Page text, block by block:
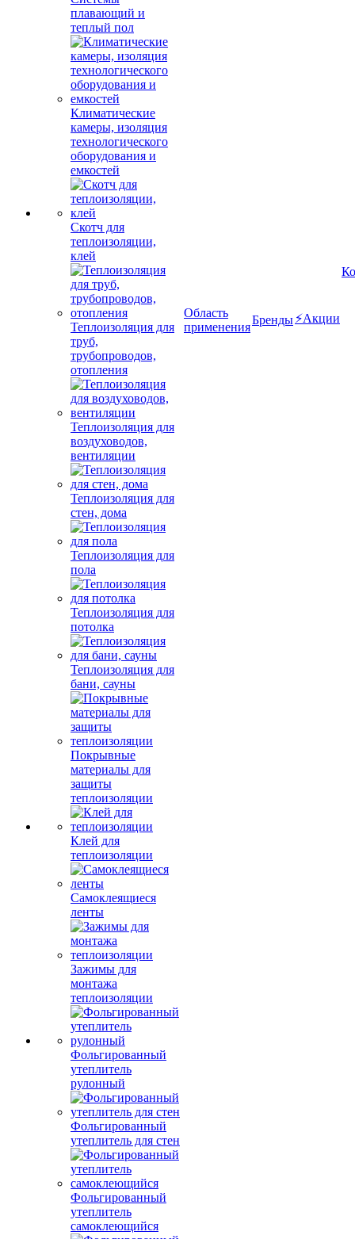
плавающий и
теплый пол
Климатические
камеры, изоляция
технологического
оборудования и
емкостей
Скотч для
теплоизоляции,
клей
Теплоизоляция для
труб,
трубопроводов,
отопления
Теплоизоляция для
воздуховодов,
вентиляции
Теплоизоляция для
стен, дома
Теплоизоляция для
пола
Теплоизоляция для
потолка
Теплоизоляция для
бани, сауны
Покрывные
материалы для
защиты
теплоизоляции
Клей для
теплоизоляции
Самоклеящиеся
ленты
Зажимы для
монтажа
теплоизоляции
Фольгированный
утеплитель
рулонный
Фольгированный
утеплитель для стен
Фольгированный
утеплитель
самоклеющийся
Область
применения
Бренды ⚡Акции